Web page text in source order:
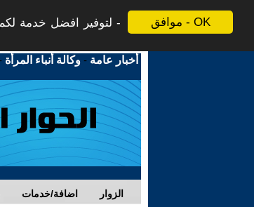
موافق - OK
لتوفير افضل خدمة
أخبار عامة -وكالة أنباء المرأة
اضافة/خدمات الزوار